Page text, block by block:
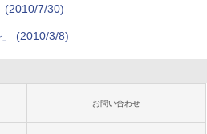
(2010/7/30)
(2010/3/8)
お問い合わせ